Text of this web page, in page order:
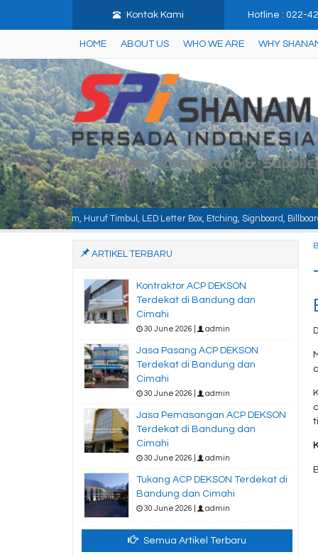
Kontak Kami Hotline : 022-
HOME ABOUT US WHO WE ARE WHY
Huruf Timbul, LED Letter Box, Etching, Signboard, Billboard, Baja Berat,
ARTIKEL TERBARU
Kontraktor ACP DEKSON
Terdekat di Bandung dan
Cimahi
30 June 2026 | admin
Jasa Pasang ACP DEKSON
Terdekat di Bandung dan
Cimahi
30 June 2026 | admin
Jasa Pemasangan ACP DEKSON
Terdekat di Bandung dan
Cimahi
30 June 2026 | admin
Tukang ACP DEKSON Terdekat di
Bandung dan Cimahi
30 June 2026 | admin
Semua Artikel Terbaru